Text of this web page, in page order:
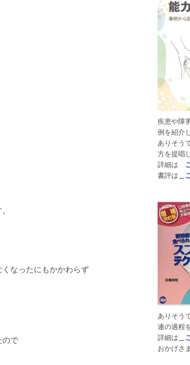
なったにもかかわらず
ので
疾患や障
例を紹介
ありそう
方を提唱
詳細は
書評は ＿
ありそう
連の過程
詳細は
おかげさ